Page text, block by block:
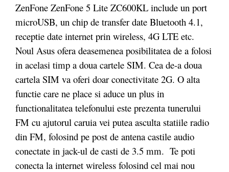
ZenFone ZenFone 5 Lite ZC600KL include un port
microUSB, un chip de transfer date Bluetooth 4.1,
receptie date internet prin wireless, 4G LTE etc.
Noul Asus ofera deasemenea posibilitatea de a folosi
in acelasi timp a doua cartele SIM. Cea de-a doua
cartela SIM va oferi doar conectivitate 2G. O alta
functie care ne place si aduce un plus in
functionalitatea telefonului este prezenta tunerului
FM cu ajutorul caruia vei putea asculta statiile radio
din FM, folosind pe post de antena castile audio
conectate in jack-ul de casti de 3.5 mm. Te poti
conecta la internet wireless folosind cel mai nou